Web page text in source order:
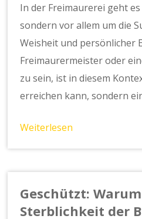
In der Freimaurerei geht
sondern vor allem um die
Weisheit und persönlicher
Freimaurermeister oder
zu sein, ist in diesem
erreichen kann, sondern
Weiterlesen
Geschützt:
Sterblichkeit der